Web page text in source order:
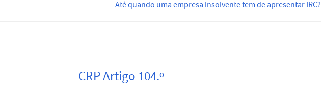
Até quando uma empresa insolvente tem de apresentar IRC?
CRP Artigo 104.º